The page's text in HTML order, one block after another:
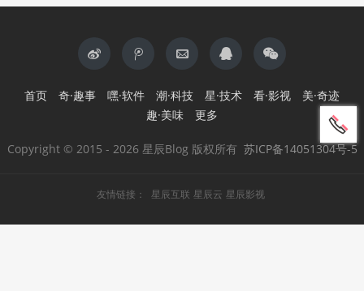
首页 奇·趣事 嘿·软件 潮·科技 星·技术 看·影视
美·奇迹
趣·美味
更多
Copyright © 2015 - 2026 星辰Blog 版权所有 苏ICP备14051304号-5
友情链接： 星辰互联 星辰云 星辰影视